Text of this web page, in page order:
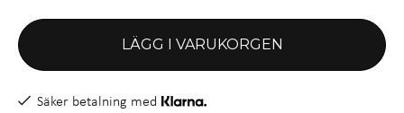
LÄGG I VARUKORGEN
Säker betalning med